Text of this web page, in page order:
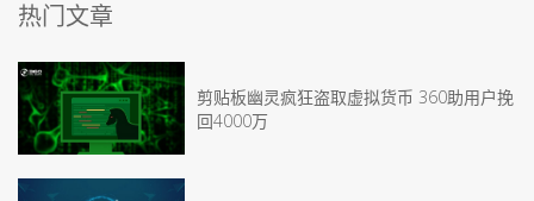
热门文章
剪贴板幽灵疯狂盗取虚拟货币 360助用户挽
回4000万